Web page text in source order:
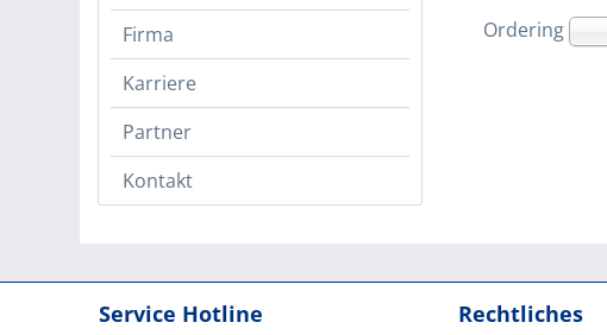
Firma
Karriere
Partner
Kontakt
Ordering
Service Hotline Rechtliches